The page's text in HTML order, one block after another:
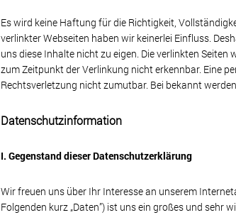
Es wird keine Haftung für die Richtigkeit,
verlinkter Webseiten haben wir keinerlei Einfluss.
uns diese Inhalte nicht zu eigen. Die verlinkten
zum Zeitpunkt der Verlinkung nicht erkennbar. Eine
Rechtsverletzung nicht zumutbar. Bei bekannt
Datenschutzinformation
I. Gegenstand dieser Datenschutzerklärung
Wir freuen uns über Ihr Interesse an unserem
Folgenden kurz „Daten”) ist uns ein großes und sehr